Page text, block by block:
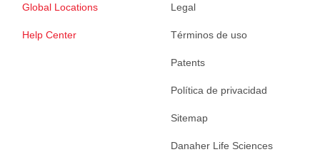
Global Locations
Help Center
Legal
Términos de uso
Patents
Política de privacidad
Sitemap
Danaher Life Sciences